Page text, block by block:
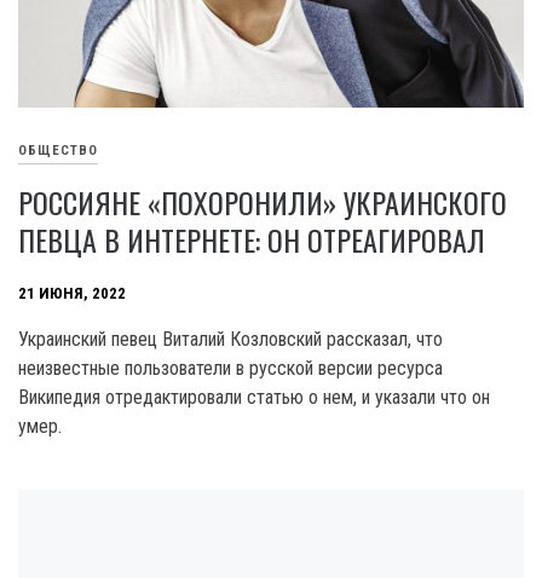
ОБЩЕСТВО
РОССИЯНЕ «ПОХОРОНИЛИ» УКРАИНСКОГО
ПЕВЦА В ИНТЕРНЕТЕ: ОН ОТРЕАГИРОВАЛ
21 ИЮНЯ, 2022
Украинский певец Виталий Козловский рассказал, что
неизвестные пользователи в русской версии ресурса
Википедия отредактировали статью о нем, и указали что он
умер.